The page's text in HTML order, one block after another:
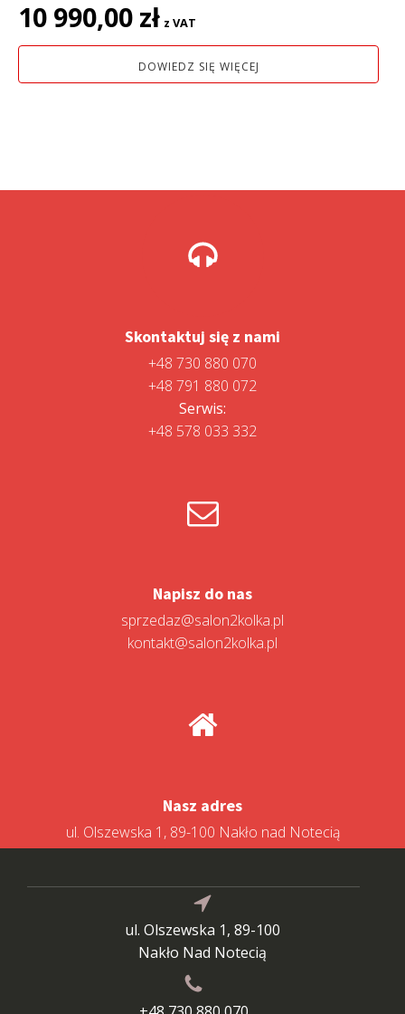
10 990,00 zł z VAT
DOWIEDZ SIĘ WIĘCEJ
Skontaktuj się z nami
+48 730 880 070
+48 791 880 072
Serwis:
+48 578 033 332
Napisz do nas
sprzedaz@salon2kolka.pl
kontakt@salon2kolka.pl
Nasz adres
ul. Olszewska 1, 89-100 Nakło nad Notecią
ul. Olszewska 1, 89-100
Nakło Nad Notecią